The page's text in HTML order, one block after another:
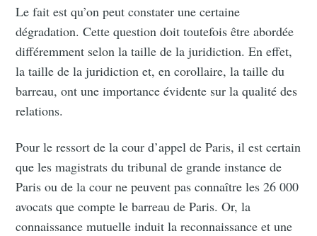
Le fait est qu’on peut constater une certaine
dégradation. Cette question doit toutefois être abordée
différemment selon la taille de la juridiction. En effet,
la taille de la juridiction et, en corollaire, la taille du
barreau, ont une importance évidente sur la qualité des
relations.
Pour le ressort de la cour d’appel de Paris, il est certain
que les magistrats du tribunal de grande instance de
Paris ou de la cour ne peuvent pas connaître les 26 000
avocats que compte le barreau de Paris. Or, la
connaissance mutuelle induit la reconnaissance et une